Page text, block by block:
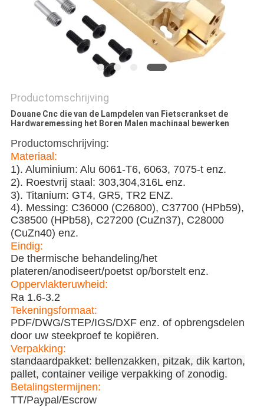
Productomschrijving
Douane Cnc die van de Lampdelen van Fietscrankset de
Hardwaremessing het Boren Malen machinaal bewerken
Productomschrijving:
Materiaal:
1). Aluminium: Alu 6061-T6, 6063, 7075-t enz.
2). Roestvrij staal: 303,304,316L enz.
3). Titanium: GT4, GR5, TR2 ENZ.
4). Messing: C36000 (C26800), C37700 (HPb59),
C38500 (HPb58), C27200 (CuZn37), C28000
(CuZn40) enz.
Eindig:
De thermische behandeling/het
plateren/anodiseert/poetst op/borstelt enz.
Oppervlakteruwheid:
Ra 1.6-3.2
Tekeningsformaat:
PDF/DWG/STEP/IGS/DXF enz. of opbrengsdelen
door uw steekproef te kopiëren.
Verpakking:
standaardpakket: bellenzakken, pitzak, dik karton,
pallet, container veilige verpakking of zonodig.
Betalingstermijnen:
TT/Paypal/Escrow